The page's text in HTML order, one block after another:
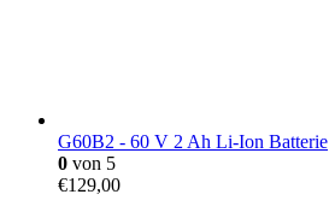
G60B2 - 60 V 2 Ah Li-Ion Batterie
0 von 5
€129,00